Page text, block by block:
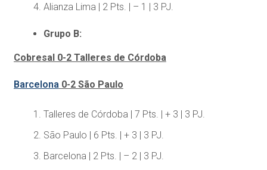
Alianza Lima | 2 Pts. | – 1 | 3 PJ.
Grupo B:
Cobresal 0-2 Talleres de Córdoba
Barcelona 0-2 São Paulo
Talleres de Córdoba | 7 Pts. | + 3 | 3 PJ.
São Paulo | 6 Pts. | + 3 | 3 PJ.
Barcelona | 2 Pts. | – 2 | 3 PJ.